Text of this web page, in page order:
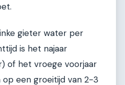
gieter water per
is het najaar
of het vroege voorjaar
op een groeitijd van 2-3